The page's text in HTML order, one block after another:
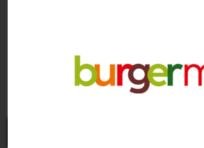
 
INSGESAMT: 10/10